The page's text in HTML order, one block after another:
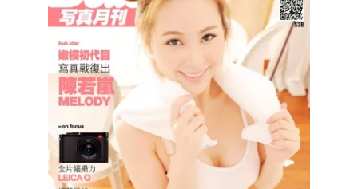
居家生活 3C家電 運動休閒 親子玩具
女裝 男裝 化妝保養 情趣用品